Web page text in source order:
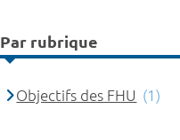
Par rubrique
Objectifs des FHU (1)